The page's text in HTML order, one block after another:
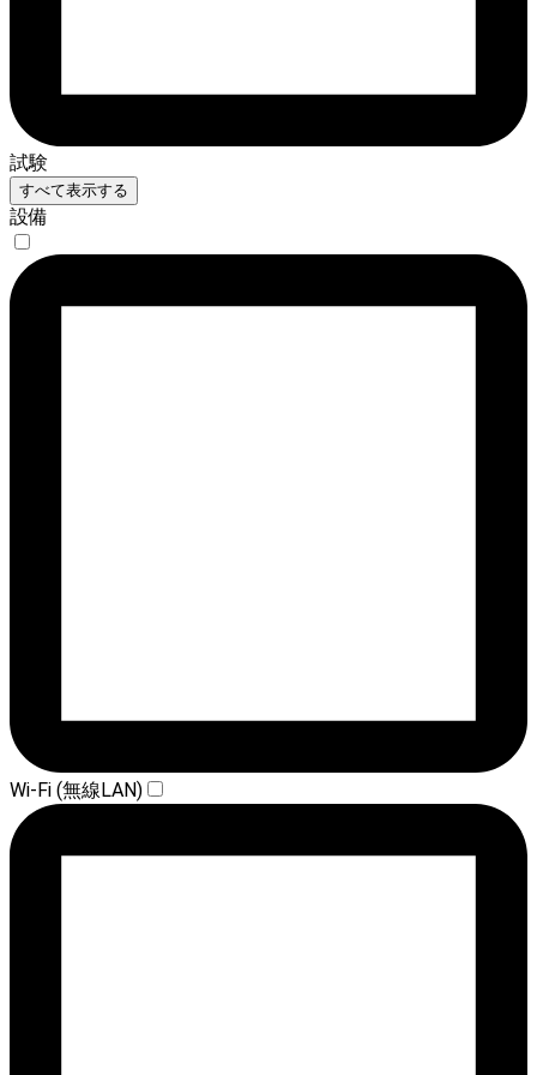
試験
すべて表示する
設備
Wi-Fi (無線LAN)